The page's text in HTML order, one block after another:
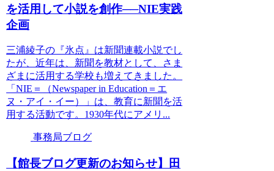
を活用して小説を創作──NIE実践
企画
三浦綾子の『氷点』は新聞連載小説でし
たが、近年は、新聞を教材として、さま
ざまに活用する学校も増えてきました。
「NIE＝（Newspaper in Education＝エ
ヌ・アイ・イー）」は、教育に新聞を活
用する活動です。1930年代にアメリ...
事務局ブログ
【館長ブログ更新のお知らせ】田